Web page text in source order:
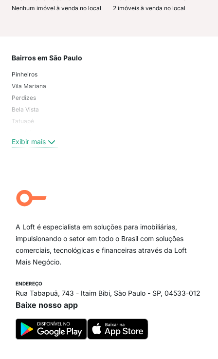
Nenhum imóvel à venda no local 2 imóveis à venda no local
Bairros em São Paulo
Pinheiros
Vila Mariana
Perdizes
Bela Vista
Tatuapé
Centro
Campo Belo
Ipiranga
Paraíso
Itaim Bibi
Exibir mais
A Loft é especialista em soluções para imobiliárias,
impulsionando o setor em todo o Brasil com soluções
comerciais, tecnológicas e financeiras através da Loft
Mais Negócio.
ENDEREÇO
Rua Tabapuã, 743 - Itaim Bibi, São Paulo - SP, 04533-012
Baixe nosso app